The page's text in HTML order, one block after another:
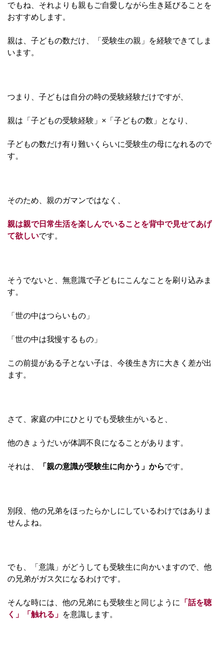
でもね、それよりも親もご自愛しながら生き延びることを
おすすめします。
親は、子どもの数だけ、「受験生の親」を経験できてしま
います。
つまり、子どもは自分の時の受験経験だけですが、
親は「子どもの受験経験」×「子どもの数」となり、
子どもの数だけ有り難いくらいに受験生の母になれるので
す。
そのため、親のガマンではなく、
親は親で日常生活を楽しんでいることを背中で見せてあげ
て欲しいです。
そうでないと、無意識で子どもにこんなことを刷り込みま
す。
「世の中はつらいもの」
「世の中は我慢するもの」
この前提がある子とない子は、今後生き方に大きく差が出
ます。
さて、家庭の中にひとりでも受験生がいると、
他のきょうだいが体調不良になることがあります。
それは、 「親の意識が受験生に向かう」からです。
別段、他の兄弟をほったらかしにしているわけではありま
せんよね。
でも、「意識」がどうしても受験生に向かいますので、他
の兄弟がガス欠になるわけです。
そんな時には、他の兄弟にも受験生と同じように
「話を聴
く」「触れる」 を意識します。